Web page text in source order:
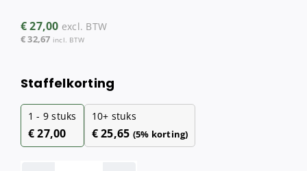
€27,00 excl. BTW
€32,67 incl. BTW
Staffelkorting
1 - 9 stuks
€27,00
10+ stuks
€25,65 (5% korting)